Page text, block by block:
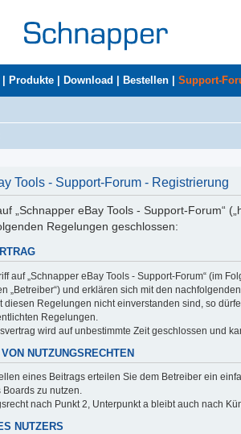
Produkte Download Bestellen Support-
Tools - Support-Forum - Registrierung
„Schnapper eBay Tools - Support-Forum“
Regelungen geschlossen:
auf „Schnapper eBay Tools - Support-Forum“ (im
„Betreiber“) und erklären sich mit den
diesen Regelungen nicht einverstanden sind, so
Regelungen.
wird auf unbestimmte Zeit geschlossen und
NUTZUNGSRECHTEN
eines Beitrags erteilen Sie dem Betreiber ein
Boards zu nutzen.
nach Punkt 2, Unterpunkt a bleibt auch nach
NUTZERS